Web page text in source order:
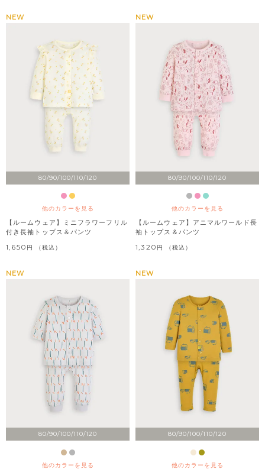
80/90/100/110/120
他のカラーを見る
NEW
【ルームウェア】ミニフラワーフリル
付き長袖トップス＆パンツ
1,650 税込
80/90/100/110/120
他のカラーを見る
NEW
【ルームウェア】アニマルワールド長
袖トップス＆パンツ
1,320 税込
80/90/100/110/120
他のカラーを見る
NEW
80/90/100/110/120
他のカラーを見る
NEW